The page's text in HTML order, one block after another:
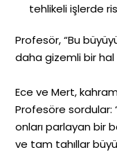
tehlikeli işlerde
Profesör, “Bu
daha gizemli bir hal
Ece ve Mert,
Profesöre sordular:
onları parlayan bir
ve tam tahıllar